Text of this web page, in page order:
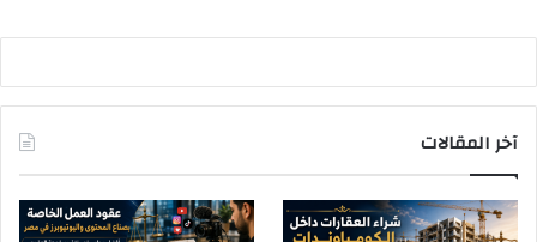
آخر المقالات